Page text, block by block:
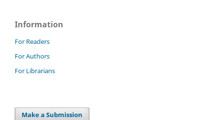
Information
For Readers
For Authors
For Librarians
Make a Submission